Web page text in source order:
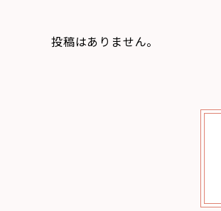
投稿はありません。